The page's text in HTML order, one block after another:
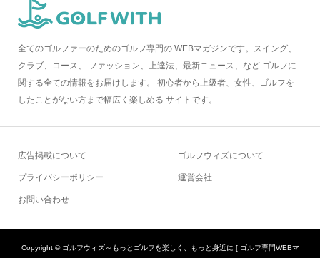
全てのゴルファーのためのゴルフ専門の WEBマガジンです。スイング、
クラブ、コース、 ファッション、上達法、最新ニュース、など ゴルフに
関する全ての情報をお届けします。 初心者から上級者、女性、ゴルフを
したことがない方まで幅広く楽しめる サイトです。
広告掲載について
プライバシーポリシー
お問い合わせ
ゴルフウィズについて
運営会社
Copyright ©ゴルフウィズ～もっとゴルフを楽しく、もっと身近に [ ゴルフ専門WEBマ